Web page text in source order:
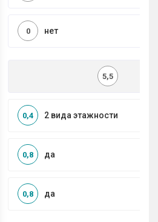
нет
0
5,5
2 вида этажности
0,4
да
0,8
да
0,8